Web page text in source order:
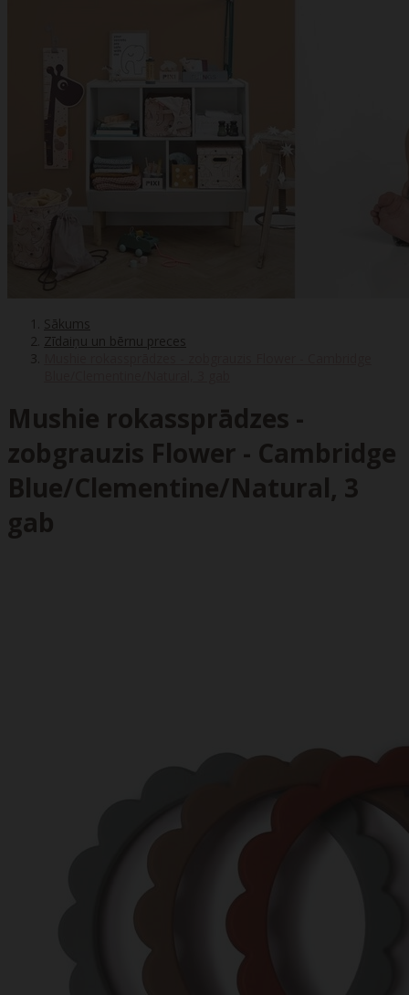
Sākums
Zīdaiņu un bērnu preces
Mushie rokassprādzes -
zobgrauzis Flower - Cambridge
Blue/Clementine/Natural, 3
gab